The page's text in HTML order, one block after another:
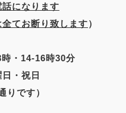
になります
てお断り致します）
・14-16時30分
・祝日
りです）